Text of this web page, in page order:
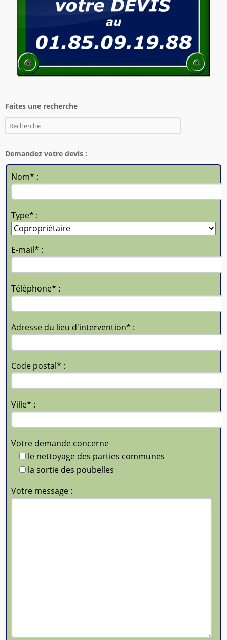
Faites une recherche
Demandez votre devis :
Nom* :
Type* :
E-mail* :
Téléphone* :
Adresse du lieu d'intervention* :
Code postal* :
Ville* :
Votre demande concerne
le nettoyage des parties communes
la sortie des poubelles
Votre message :